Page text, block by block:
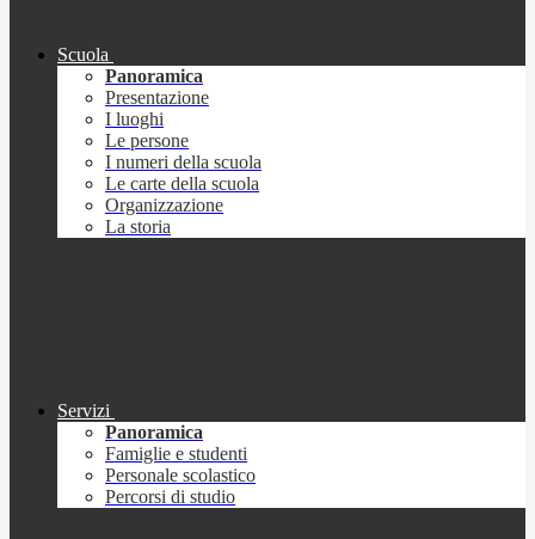
Scuola
Panoramica
Presentazione
I luoghi
Le persone
I numeri della scuola
Le carte della scuola
Organizzazione
La storia
Servizi
Panoramica
Famiglie e studenti
Personale scolastico
Percorsi di studio